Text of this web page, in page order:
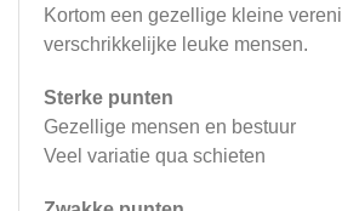
Kortom een gezellige kleine
verschrikkelijke leuke mensen.
Sterke punten
Gezellige mensen en bestuur
Veel variatie qua schieten